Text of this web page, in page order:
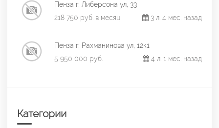
Пенза г, Либерсона ул, 33
218 750 руб. в месяц
3 л. 4 мес. назад
Пенза г, Рахманинова ул, 12к1
5 950 000 руб.
4 л. 1 мес. назад
Категории